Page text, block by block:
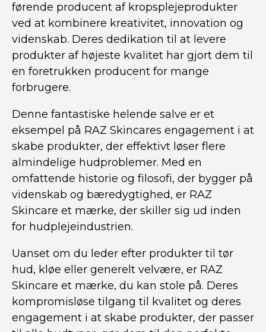
førende producent af kropsplejeprodukter
ved at kombinere kreativitet, innovation og
videnskab. Deres dedikation til at levere
produkter af højeste kvalitet har gjort dem til
en foretrukken producent for mange
forbrugere.
Denne fantastiske helende salve er et
eksempel på RAZ Skincares engagement i at
skabe produkter, der effektivt løser flere
almindelige hudproblemer. Med en
omfattende historie og filosofi, der bygger på
videnskab og bæredygtighed, er RAZ
Skincare et mærke, der skiller sig ud inden
for hudplejeindustrien.
Uanset om du leder efter produkter til tør
hud, kløe eller generelt velvære, er RAZ
Skincare et mærke, du kan stole på. Deres
kompromisløse tilgang til kvalitet og deres
engagement i at skabe produkter, der passer